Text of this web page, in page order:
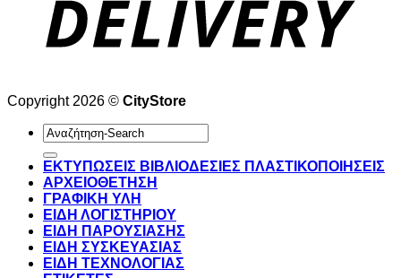
Copyright 2026 © CityStore
Αναζήτηση
για:
ΕΚΤΥΠΩΣΕΙΣ ΒΙΒΛΙΟΔΕΣΙΕΣ ΠΛΑΣΤΙΚΟΠΟΙΗΣΕΙΣ
ΑΡΧΕΙΟΘΕΤΗΣΗ
ΓΡΑΦΙΚΗ ΥΛΗ
ΕΙΔΗ ΛΟΓΙΣΤΗΡΙΟΥ
ΕΙΔΗ ΠΑΡΟΥΣΙΑΣΗΣ
ΕΙΔΗ ΣΥΣΚΕΥΑΣΙΑΣ
ΕΙΔΗ ΤΕΧΝΟΛΟΓΙΑΣ